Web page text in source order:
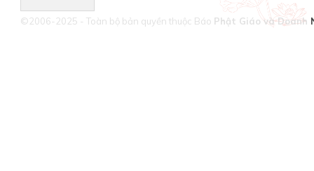
©2006-2025 - Toàn bộ bản quyền thuộc Báo Phật Giáo và Doanh